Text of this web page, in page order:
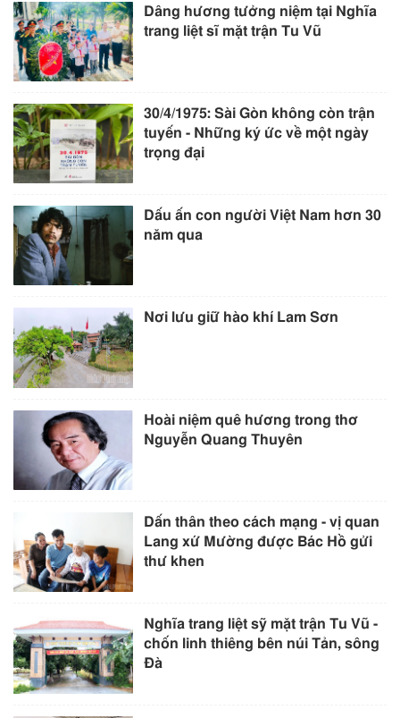
Dâng hương tưởng niệm tại Nghĩa
trang liệt sĩ mặt trận Tu Vũ
30/4/1975: Sài Gòn không còn trận
tuyến - Những ký ức về một ngày
trọng đại
Dấu ấn con người Việt Nam hơn 30
năm qua
Nơi lưu giữ hào khí Lam Sơn
Hoài niệm quê hương trong thơ
Nguyễn Quang Thuyên
Dấn thân theo cách mạng - vị quan
Lang xứ Mường được Bác Hồ gửi
thư khen
Nghĩa trang liệt sỹ mặt trận Tu Vũ -
chốn linh thiêng bên núi Tản, sông
Đà